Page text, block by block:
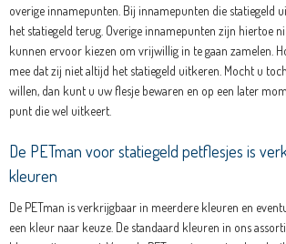
overige innamepunten. Bij innamepunten die statiegeld
het statiegeld terug. Overige innamepunten zijn hiertoe
kunnen ervoor kiezen om vrijwillig in te gaan zamelen.
mee dat zij niet altijd het statiegeld uitkeren. Mocht u
willen, dan kunt u uw flesje bewaren en op een later
punt die wel uitkeert.
De PETman voor statiegeld petflesjes is
kleuren
De PETman is verkrijgbaar in meerdere kleuren en
een kleur naar keuze. De standaard kleuren in ons